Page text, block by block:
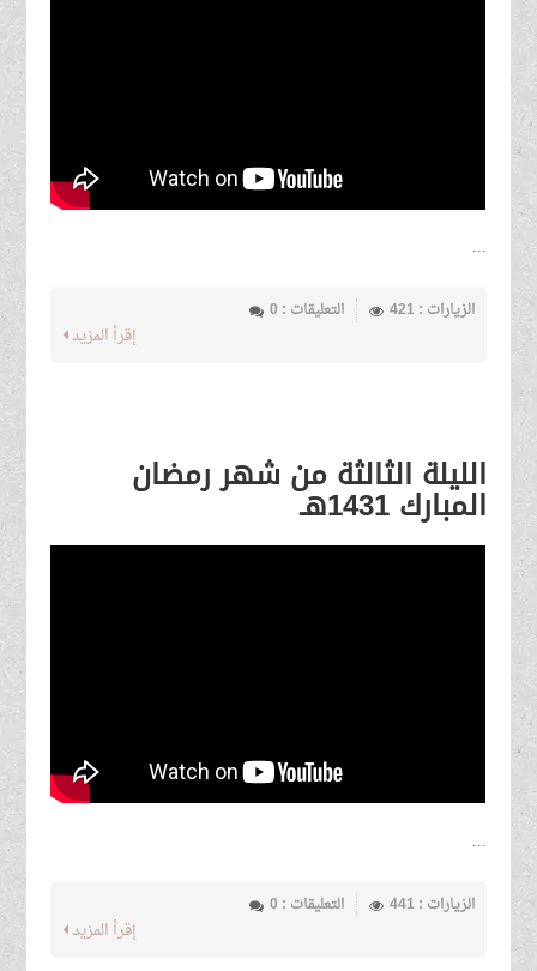
...
الزيارات : 421 التعليقات : 0
إقرأ المزيد
الليلة الثالثة من شهر رمضان
المبارك 1431هـ
...
الزيارات : 441 التعليقات : 0
إقرأ المزيد